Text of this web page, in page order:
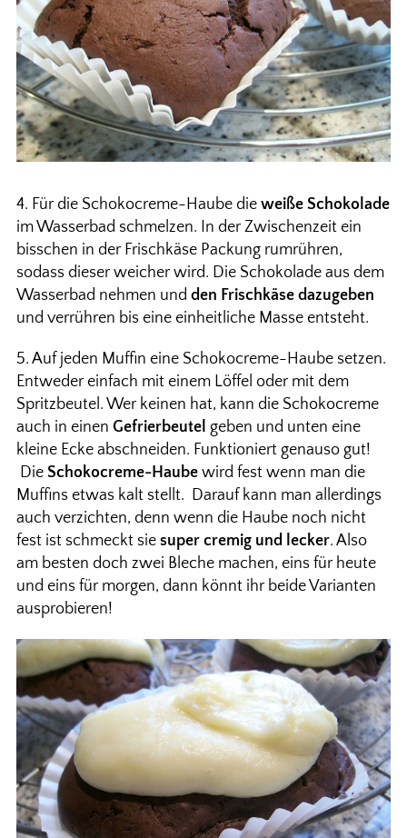
4. Für die Schokocreme-Haube die weiße Schokolade
im Wasserbad schmelzen. In der Zwischenzeit ein
bisschen in der Frischkäse Packung rumrühren,
sodass dieser weicher wird. Die Schokolade aus dem
Wasserbad nehmen und den Frischkäse dazugeben
und verrühren bis eine einheitliche Masse entsteht.
5. Auf jeden Muffin eine Schokocreme-Haube setzen.
Entweder einfach mit einem Löffel oder mit dem
Spritzbeutel. Wer keinen hat, kann die Schokocreme
auch in einen Gefrierbeutel geben und unten eine
kleine Ecke abschneiden. Funktioniert genauso gut!
Die Schokocreme-Haubewird fest wenn man die
Muffins etwas kalt stellt. Darauf kann man allerdings
auch verzichten, denn wenn die Haube noch nicht
fest ist schmeckt sie super cremig und lecker. Also
am besten doch zwei Bleche machen, eins für heute
und eins für morgen, dann könnt ihr beide Varianten
ausprobieren!